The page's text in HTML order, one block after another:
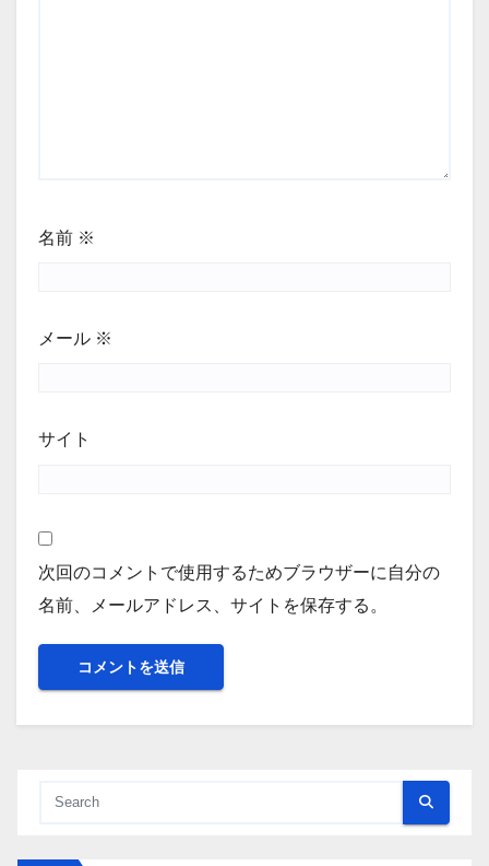
名前 ※
メール ※
サイト
次回のコメントで使用するためブラウザーに自分の
名前、メールアドレス、サイトを保存する。